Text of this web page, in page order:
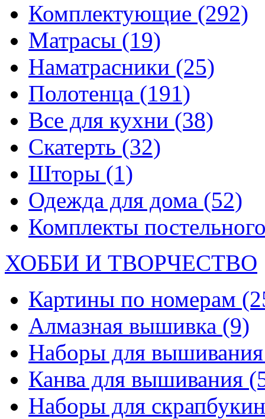
Комплектующие (292)
Матрасы (19)
Наматрасники (25)
Полотенца (191)
Все для кухни (38)
Скатерть (32)
Шторы (1)
Одежда для дома (52)
Комплекты
ХОББИ И ТВОРЧЕСТВО
Картины по номерам
Алмазная вышивка (9)
Наборы для
Канва для вышивания
Наборы для